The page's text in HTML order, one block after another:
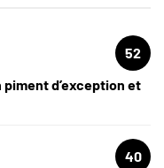
52
d’exception et
40